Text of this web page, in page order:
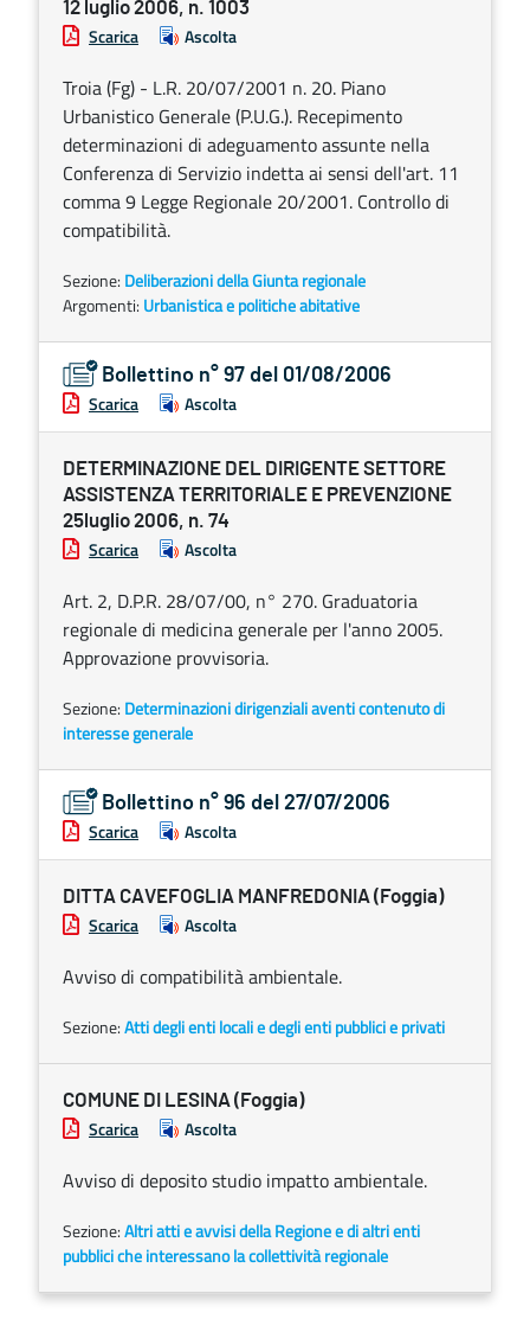
12 luglio 2006, n. 1003
Scarica Ascolta
Troia (Fg) - L.R. 20/07/2001 n. 20. Piano
Urbanistico Generale (P.U.G.). Recepimento
determinazioni di adeguamento assunte nella
Conferenza di Servizio indetta ai sensi dell'art. 11
comma 9 Legge Regionale 20/2001. Controllo di
compatibilità.
Sezione: Deliberazioni della Giunta regionale
Argomenti: Urbanistica e politiche abitative
Bollettino n° 97 del 01/08/2006
Scarica Ascolta
DETERMINAZIONE DEL DIRIGENTE SETTORE
ASSISTENZA TERRITORIALE E PREVENZIONE
25luglio 2006, n. 74
Scarica Ascolta
Art. 2, D.P.R. 28/07/00, n° 270. Graduatoria
regionale di medicina generale per l'anno 2005.
Approvazione provvisoria.
Sezione: Determinazioni dirigenziali aventi contenuto di
interesse generale
Bollettino n° 96 del 27/07/2006
Scarica Ascolta
DITTA CAVEFOGLIA MANFREDONIA (Foggia)
Scarica Ascolta
Avviso di compatibilità ambientale.
Sezione:Atti degli enti locali e degli enti pubblici e privati
COMUNE DI LESINA (Foggia)
Scarica Ascolta
Avviso di deposito studio impatto ambientale.
Sezione:Altri atti e avvisi della Regione e di altri enti
pubblici che interessano la collettività regionale